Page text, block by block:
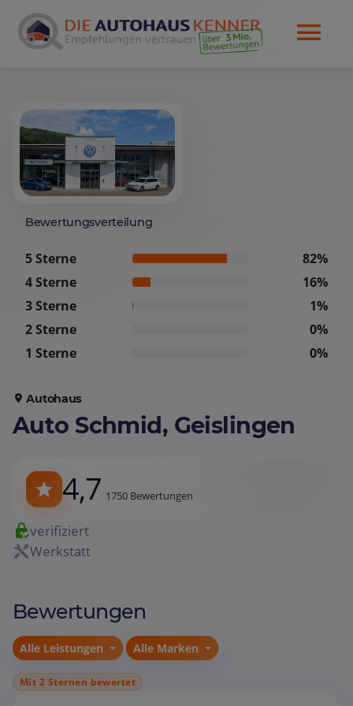
Bewertungsverteilung
5 Sterne
82%
4 Sterne
16%
3 Sterne
1%
2 Sterne
0%
1 Sterne
0%
Autohaus
Auto Schmid, Geislingen
4,7 1750 Bewertungen
verifiziert
Werkstatt
Bewertungen
Alle Leistungen Alle Marken
Mit 2 Sternen bewertet